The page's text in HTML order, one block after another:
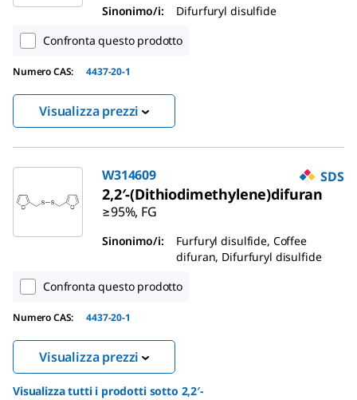
Sinonimo/i:
Difurfuryl disulfide
Confronta questo prodotto
Numero CAS: 4437-20-1
Visualizza prezzi
W314609 SDS
2,2′-(Dithiodimethylene)difuran
≥95%, FG
Sinonimo/i:
Furfuryl disulfide, Coffee
difuran, Difurfuryl disulfide
Confronta questo prodotto
Numero CAS: 4437-20-1
Visualizza prezzi
Visualizza tutti i prodotti sotto 2,2′-